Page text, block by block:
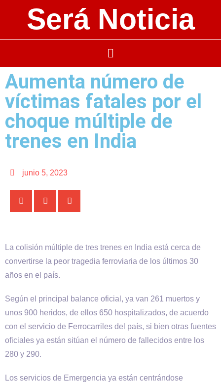
Será Noticia
Aumenta número de
víctimas fatales por el
choque múltiple de
trenes en India
junio 5, 2023
La colisión múltiple de tres trenes en India está cerca de
convertirse la peor tragedia ferroviaria de los últimos 30
años en el país.
Según el principal balance oficial, ya van 261 muertos y
unos 900 heridos, de ellos 650 hospitalizados, de acuerdo
con el servicio de Ferrocarriles del país, si bien otras fuentes
oficiales ya están sitúan el número de fallecidos entre los
280 y 290.
Los servicios de Emergencia ya están centrándose